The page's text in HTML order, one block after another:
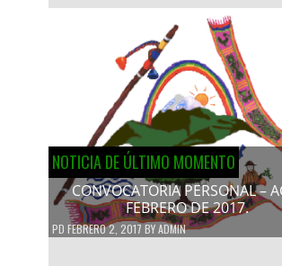
NOTICIA DE ÚLTIMO MOMENTO
CONVOCATORIA PERSONAL –
FEBRERO DE 2017.
PD FEBRERO 2, 2017BYADMIN